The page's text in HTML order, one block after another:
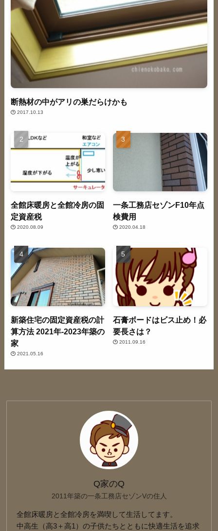
断熱材の中がアリの巣だらけかも
2017.10.13
全館床暖房と全館冷房の固
定資産税
2020.08.09
一条工務店セゾンF10年点
検費用
2020.04.18
新築住宅の固定資産税の計
算方法 2021年-2023年築の
家
2021.05.16
石膏ボードはビス止め！必
要長さは？
2011.09.16
Q家のQ
2011年築の一条工務店セゾンVの住人
全館床暖房と全館冷房を満喫して生活してます。
中高生（高3＋高1）の子供たちとともに快適生活を追求